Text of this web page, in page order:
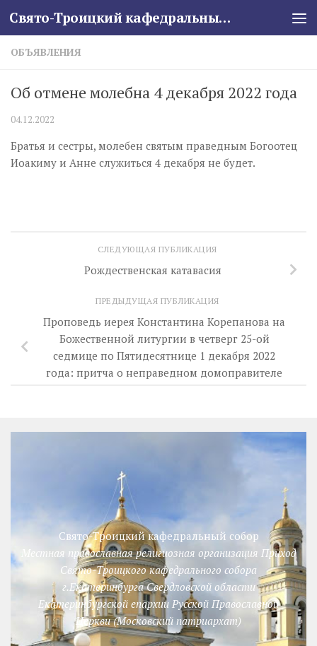
Skip to content Свято-Троицкий кафедральный собор
ОБЪЯВЛЕНИЯ
Об отмене молебна 4 декабря 2022 года
04.12.2022
Братья и сестры, молебен святым праведным Богоотец
Иоакиму и Анне служиться 4 декабря не будет.
СЛЕДУЮЩАЯ ПУБЛИКАЦИЯ
Рождественская катавасия
ПРЕДЫДУЩАЯ ПУБЛИКАЦИЯ
Проповедь иерея Константина Корепанова на
Божественной литургии в четверг 25-ой
седмице по Пятидесятнице 1 декабря 2022
года: притча о неправедном домоправителе
Свято-Троицкий кафедральный собор
Местная православная религиозная организация Приход
Свято-Троицкого кафедрального собора
г.Екатеринбурга Свердловской области
Екатеринбургской епархии Русской Православной
Церкви (Московский патриархат)